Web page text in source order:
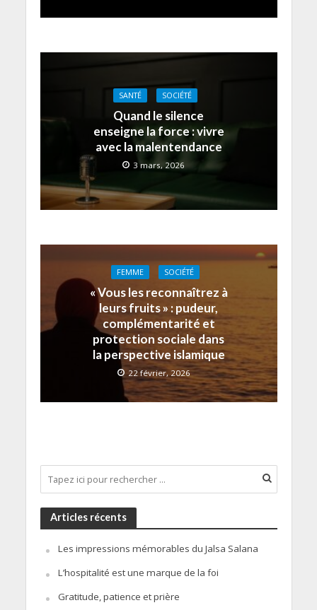
SANTÉ SOCIÉTÉ
Quand le silence
enseigne la force : vivre
avec la malentendance
3 mars, 2026
FEMME SOCIÉTÉ
« Vous les reconnaîtrez à
leurs fruits » : pudeur,
complémentarité et
protection sociale dans
la perspective islamique
22 février, 2026
Articles récents
Les impressions mémorables du Jalsa Salana
L’hospitalité est une marque de la foi
Gratitude, patience et prière